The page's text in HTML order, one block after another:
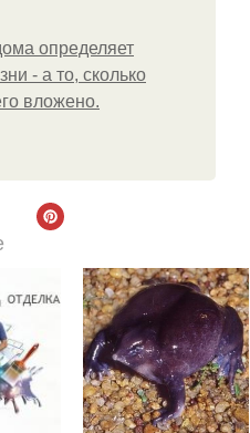
определяет
- а то, сколько
вложено.